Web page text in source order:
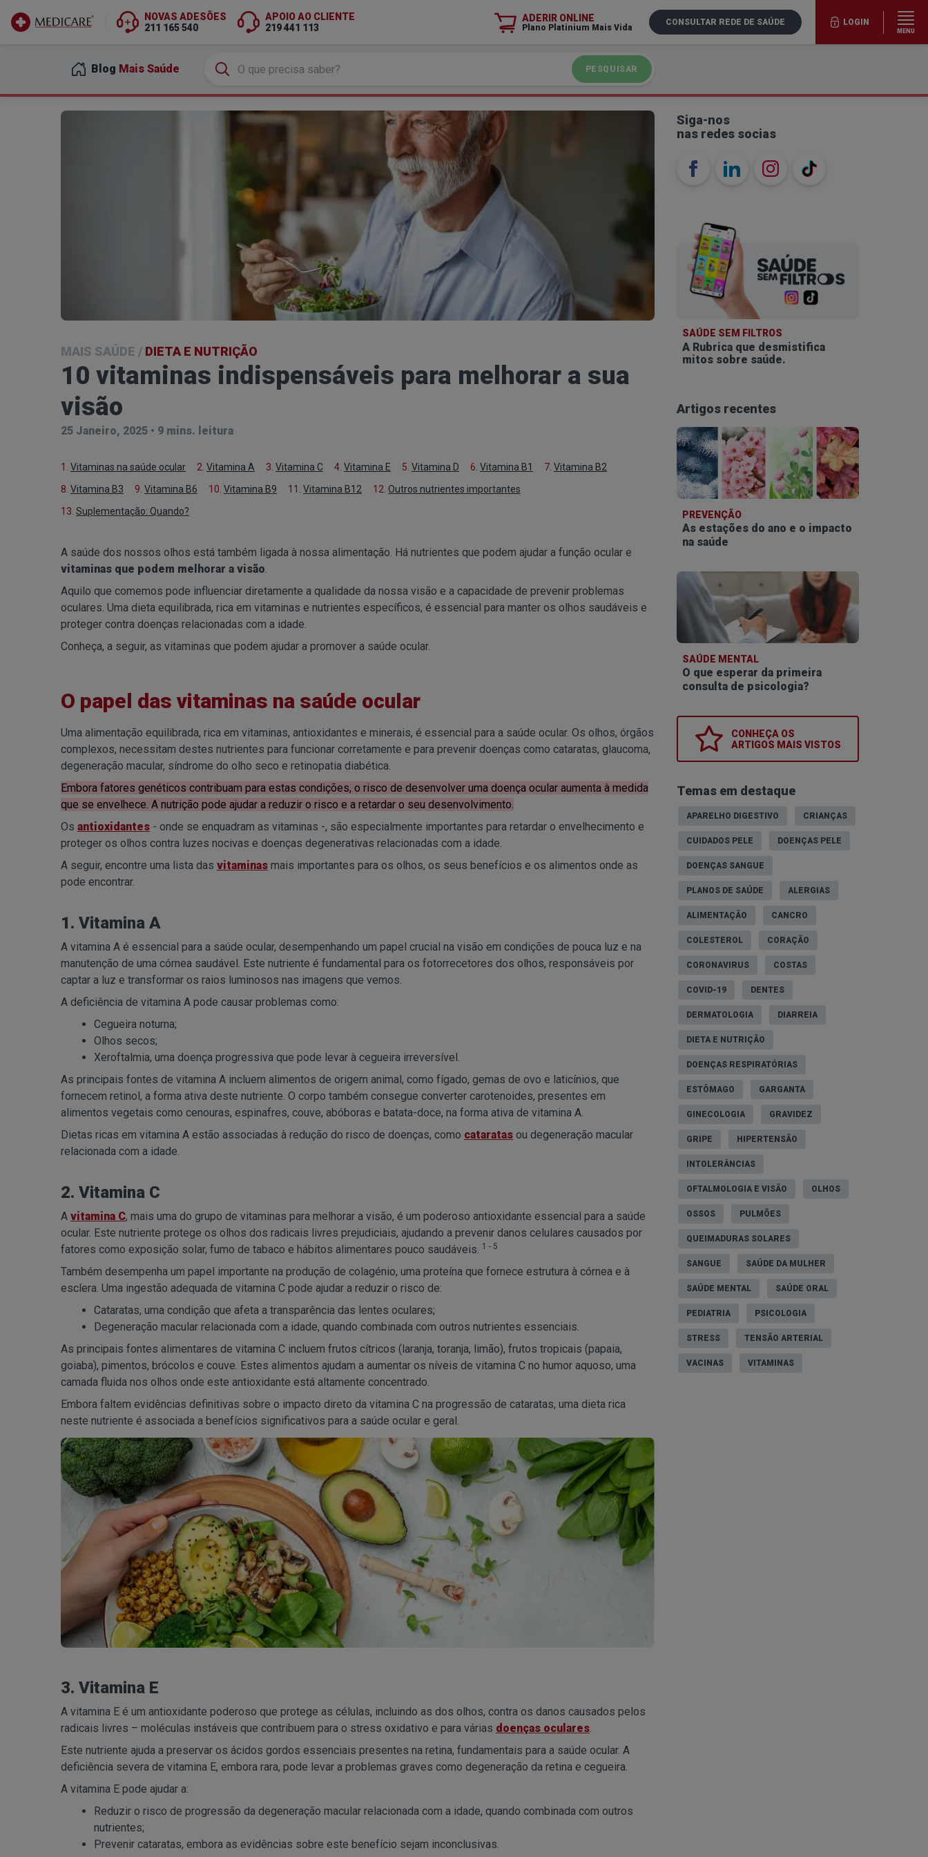
NOVAS ADESÕES
211 165 540
APOIO AO CLIENTE
219 441 113
ADERIR ONLINE
Plano Platinium Mais Vida
CONSULTAR REDE DE SAÚDE LOGIN
MENU
Blog Mais Saúde PESQUISAR
MAIS SAÚDE / DIETA E NUTRIÇÃO
10 vitaminas indispensáveis para melhorar a sua
visão
25 Janeiro, 2025 • 9 mins. leitura
1. Vitaminas na saúde ocular 2. Vitamina A 3. Vitamina C 4. Vitamina E 5. Vitamina D 6. Vitamina B1 7. Vitamina B2
8. Vitamina B3 9. Vitamina B6 10. Vitamina B9 11. Vitamina B12 12. Outros nutrientes importantes
13. Suplementação: Quando?
A saúde dos nossos olhos está também ligada à nossa alimentação. Há nutrientes que podem ajudar a função ocular e
vitaminas que podem melhorar a visão.
Aquilo que comemos pode influenciar diretamente a qualidade da nossa visão e a capacidade de prevenir problemas
oculares. Uma dieta equilibrada, rica em vitaminas e nutrientes específicos, é essencial para manter os olhos saudáveis e
proteger contra doenças relacionadas com a idade.
Conheça, a seguir, as vitaminas que podem ajudar a promover a saúde ocular.
O papel das vitaminas na saúde ocular
Uma alimentação equilibrada, rica em vitaminas, antioxidantes e minerais, é essencial para a saúde ocular. Os olhos, órgãos
complexos, necessitam destes nutrientes para funcionar corretamente e para prevenir doenças como cataratas, glaucoma,
degeneração macular, síndrome do olho seco e retinopatia diabética.
Embora fatores genéticos contribuam para estas condições, o risco de desenvolver uma doença ocular aumenta à medida
que se envelhece. A nutrição pode ajudar a reduzir o risco e a retardar o seu desenvolvimento.
Os antioxidantes - onde se enquadram as vitaminas -, são especialmente importantes para retardar o envelhecimento e
proteger os olhos contra luzes nocivas e doenças degenerativas relacionadas com a idade.
A seguir, encontre uma lista das vitaminas mais importantes para os olhos, os seus benefícios e os alimentos onde as
pode encontrar.
1. Vitamina A
A vitamina A é essencial para a saúde ocular, desempenhando um papel crucial na visão em condições de pouca luz e na
manutenção de uma córnea saudável. Este nutriente é fundamental para os fotorrecetores dos olhos, responsáveis por
captar a luz e transformar os raios luminosos nas imagens que vemos.
A deficiência de vitamina A pode causar problemas como:
Cegueira noturna;
Olhos secos;
Xeroftalmia, uma doença progressiva que pode levar à cegueira irreversível.
As principais fontes de vitamina A incluem alimentos de origem animal, como fígado, gemas de ovo e laticínios, que
fornecem retinol, a forma ativa deste nutriente. O corpo também consegue converter carotenoides, presentes em
alimentos vegetais como cenouras, espinafres, couve, abóboras e batata-doce, na forma ativa de vitamina A.
Dietas ricas em vitamina A estão associadas à redução do risco de doenças, como cataratas ou degeneração macular
relacionada com a idade.
2. Vitamina C
A vitamina C, mais uma do grupo de vitaminas para melhorar a visão, é um poderoso antioxidante essencial para a saúde
ocular. Este nutriente protege os olhos dos radicais livres prejudiciais, ajudando a prevenir danos celulares causados por
fatores como exposição solar, fumo de tabaco e hábitos alimentares pouco saudáveis. 1 - 5
Também desempenha um papel importante na produção de colagénio, uma proteína que fornece estrutura à córnea e à
esclera. Uma ingestão adequada de vitamina C pode ajudar a reduzir o risco de:
Cataratas, uma condição que afeta a transparência das lentes oculares;
Degeneração macular relacionada com a idade, quando combinada com outros nutrientes essenciais.
As principais fontes alimentares de vitamina C incluem frutos cítricos (laranja, toranja, limão), frutos tropicais (papaia,
goiaba), pimentos, brócolos e couve. Estes alimentos ajudam a aumentar os níveis de vitamina C no humor aquoso, uma
camada fluida nos olhos onde este antioxidante está altamente concentrado.
Embora faltem evidências definitivas sobre o impacto direto da vitamina C na progressão de cataratas, uma dieta rica
neste nutriente é associada a benefícios significativos para a saúde ocular e geral.
3. Vitamina E
A vitamina E é um antioxidante poderoso que protege as células, incluindo as dos olhos, contra os danos causados pelos
radicais livres – moléculas instáveis que contribuem para o stress oxidativo e para várias doenças oculares.
Este nutriente ajuda a preservar os ácidos gordos essenciais presentes na retina, fundamentais para a saúde ocular. A
deficiência severa de vitamina E, embora rara, pode levar a problemas graves como degeneração da retina e cegueira.
A vitamina E pode ajudar a:
Reduzir o risco de progressão da degeneração macular relacionada com a idade, quando combinada com outros
nutrientes;
Prevenir cataratas, embora as evidências sobre este benefício sejam inconclusivas.
Siga-nos
nas redes socias
SAÚDE SEM FILTROS
A Rubrica que desmistifica
mitos sobre saúde.
Artigos recentes
PREVENÇÃO
As estações do ano e o impacto
na saúde
SAÚDE MENTAL
O que esperar da primeira
consulta de psicologia?
CONHEÇA OS
ARTIGOS MAIS VISTOS
Temas em destaque
APARELHO DIGESTIVO CRIANÇAS
CUIDADOS PELE DOENÇAS PELE
DOENÇAS SANGUE
PLANOS DE SAÚDE ALERGIAS
ALIMENTAÇÃO CANCRO
COLESTEROL CORAÇÃO
CORONAVIRUS COSTAS
COVID-19 DENTES
DERMATOLOGIA DIARREIA
DIETA E NUTRIÇÃO
DOENÇAS RESPIRATÓRIAS
ESTÔMAGO GARGANTA
GINECOLOGIA GRAVIDEZ
GRIPE HIPERTENSÃO
INTOLERÂNCIAS
OFTALMOLOGIA E VISÃO OLHOS
OSSOS PULMÕES
QUEIMADURAS SOLARES
SANGUE SAÚDE DA MULHER
SAÚDE MENTAL SAÚDE ORAL
PEDIATRIA PSICOLOGIA
STRESS TENSÃO ARTERIAL
VACINAS VITAMINAS